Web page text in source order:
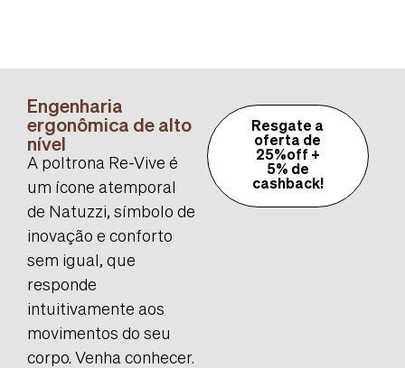
Engenharia
ergonômica de alto
nível
A poltrona Re-Vive é
um ícone atemporal
de Natuzzi, símbolo de
inovação e conforto
sem igual, que
responde
intuitivamente aos
movimentos do seu
corpo. Venha conhecer.
Resgate a
oferta de
25%off +
5% de
cashback!